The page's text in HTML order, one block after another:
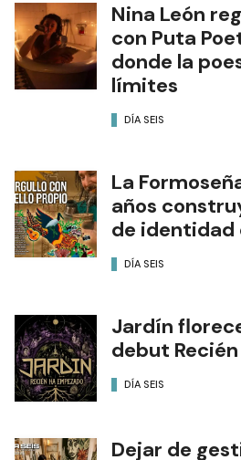
Nina León
con Puta
donde la
límites
DÍA SEIS
La
años
de identidad
DÍA SEIS
Jardín
debut
DÍA SEIS
Dejar de